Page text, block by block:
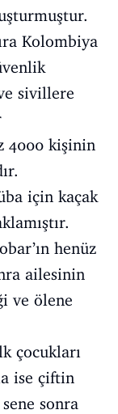
Kolombiya
sivillere
4000 kişinin
için kaçak
henüz
ailesinin
ve ölene
çocukları
ise çiftin
sonra